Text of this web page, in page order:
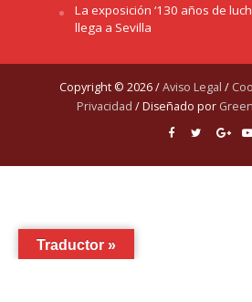
La exposición ‘130 años de
llega a Sevilla
Copyright © 2026 /Aviso Legal /
Privacidad / Diseñado por
Traductor »